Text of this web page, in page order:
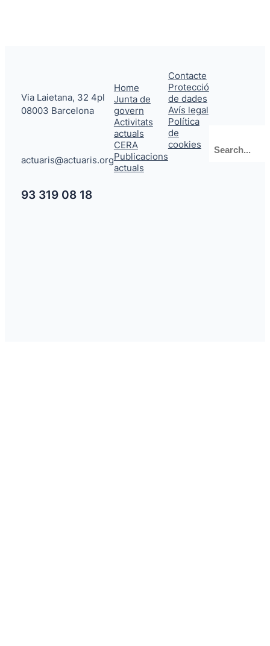
Via Laietana, 32 4pl
08003 Barcelona
actuaris@actuaris.org
93 319 08 18
Home
Junta de
govern
Activitats
actuals
CERA
Publicacions
actuals
Contacte
Protecció
de dades
Avís legal
Política
de
cookies